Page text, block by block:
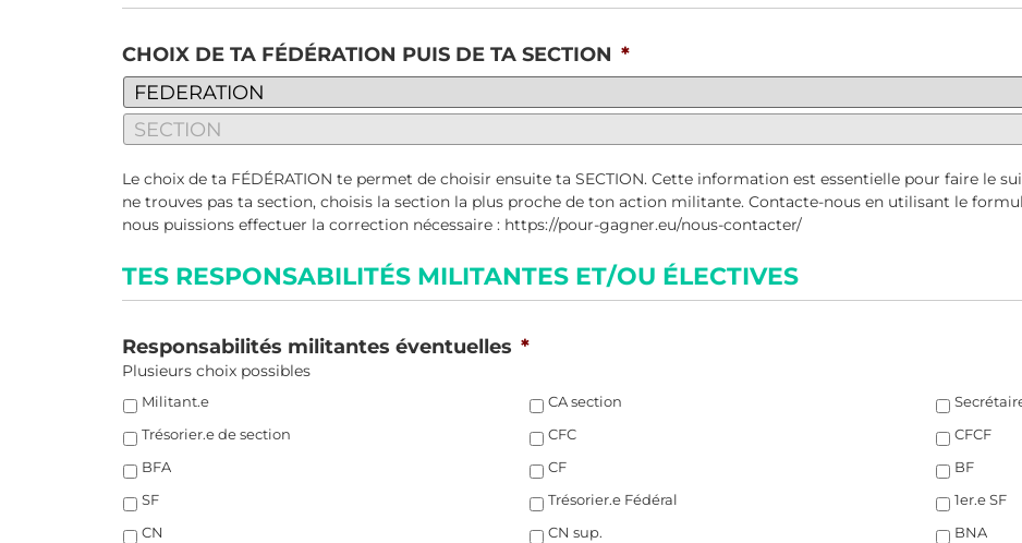
CHOIX DE TA FÉDÉRATION PUIS DE TA SECTION *
Le choix de ta FÉDÉRATION te permet de choisir ensuite ta SECTION. Cette information est essentielle pour faire le
ne trouves pas ta section, choisis la section la plus proche de ton action militante. Contacte-nous en utilisant le
nous puissions effectuer la correction nécessaire : https://pour-gagner.eu/nous-contacter/
TES RESPONSABILITÉS MILITANTES ET/OU ÉLECTIVES
Responsabilités militantes éventuelles *
Plusieurs choix possibles
Militant.e CA section
Trésorier.e de section
CFC
CFCF
BFA
CF
BF
SF
Trésorier.e Fédéral
1er.e SF
CN
CN sup.
BNA